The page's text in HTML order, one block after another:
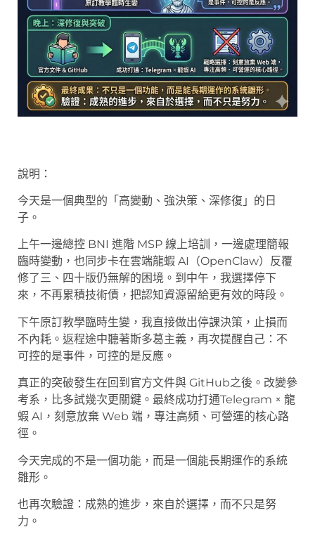
說明：
今天是一個典型的「高變動、強決策、深修復」的日
子。
上午一邊總控 BNI 進階 MSP 線上培訓，一邊處理簡報
臨時變動，也同步卡在雲端龍蝦 AI（OpenClaw）反覆
修了三、四十版仍無解的困境。到中午，我選擇停下
來，不再累積技術債，把認知資源留給更有效的時段。
下午原訂教學臨時生變，我直接做出停課決策，止損而
不內耗。返程途中聽著斯多葛主義，再次提醒自己：不
可控的是事件，可控的是反應。
真正的突破發生在回到官方文件與 GitHub之後。改變參
考系，比多試幾次更關鍵。最終成功打通Telegram × 龍
蝦 AI，刻意放棄 Web 端，專注高頻、可營運的核心路
徑。
今天完成的不是一個功能，而是一個能長期運作的系統
雛形。
也再次驗證：成熟的進步，來自於選擇，而不只是努
力。